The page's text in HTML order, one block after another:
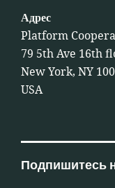
Адрес
Platform
79 5th Ave 16th
New York, NY
USA
Подпишитесь